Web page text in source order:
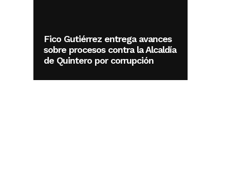
Fico Gutiérrez entrega avances
sobre procesos contra la Alcaldía
de Quintero por corrupción